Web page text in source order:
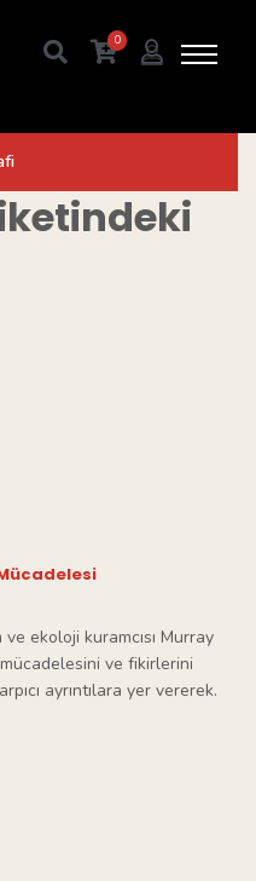
0
ekoloji kuramcısı Murray
mücadelesini ve fikirlerini
ayrıntılara yer vererek.